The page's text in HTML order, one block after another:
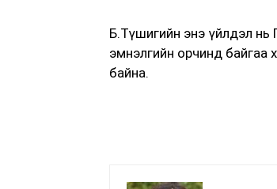
Б.Түшигийн энэ үйлдэл
эмнэлгийн орчинд байгаа
байна.